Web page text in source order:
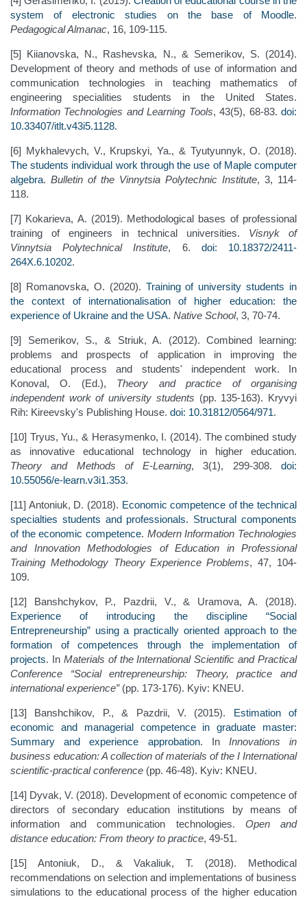
system of electronic studies on the base of Moodle.
Pedagogical Almanac, 16, 109-115.
[5] Kiianovska, N., Rashevska, N., & Semerikov, S. (2014).
Development of theory and methods of use of information and
communication technologies in teaching mathematics of
engineering specialities students in the United States.
Information Technologies and Learning Tools, 43(5), 68-83.doi:
10.33407/itlt.v43i5.1128.
[6] Mykhalevych, V., Krupskyi, Ya., & Tyutyunnyk, O. (2018).
The students individual work through the use of Maple computer
algebra. Bulletin of the Vinnytsia Polytechnic Institute, 3, 114-
118.
[7] Kokarieva, A. (2019). Methodological bases of professional
training of engineers in technical universities. Visnyk of
Vinnytsia Polytechnical Institute, 6. doi: 10.18372/2411-
264X.6.10202.
[8] Romanovska, O. (2020). Training of university students in
the context of internationalisation of higher education: the
experience of Ukraine and the USA. Native School, 3, 70-74.
[9] Semerikov, S., & Striuk, A. (2012). Combined learning:
problems and prospects of application in improving the
educational process and students' independent work. In
Konoval, O. (Ed.), Theory and practice of organising
independent work of university students (pp. 135-163). Kryvyi
Rih: Kireevsky's Publishing House. doi: 10.31812/0564/971.
[10] Tryus, Yu., & Herasymenko, I. (2014). The combined study
as innovative educational technology in higher education.
Theory and Methods of E-Learning, 3(1), 299-308.doi:
10.55056/e-learn.v3i1.353.
[11] Antoniuk, D. (2018). Economic competence of the technical
specialties students and professionals. Structural components
of the economic competence. Modern Information Technologies
and Innovation Methodologies of Education in Professional
Training Methodology Theory Experience Problems, 47, 104-
109.
[12] Banshchykov, P., Pazdrii, V., & Uramova, A. (2018).
Experience of introducing the discipline “Social
Entrepreneurship” using a practically oriented approach to the
formation of competences through the implementation of
projects. In Materials of the International Scientific and Practical
Conference “Social entrepreneurship: Theory, practice and
international experience”(pp. 173-176). Kyiv: KNEU.
[13] Banshchikov, P., & Pazdrii, V. (2015). Estimation of
economic and managerial competence in graduate master:
Summary and experience approbation. In Innovations in
business education: A collection of materials of the I International
scientific-practical conference (pp. 46-48). Kyiv: KNEU.
[14] Dyvak, V. (2018). Development of economic competence of
directors of secondary education institutions by means of
information and communication technologies. Open and
distance education: From theory to practice, 49-51.
[15] Antoniuk, D., & Vakaliuk, T. (2018). Methodical
recommendations on selection and implementations of business
simulations to the educational process of the higher education